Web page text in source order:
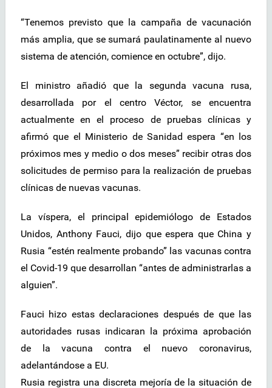
“Tenemos previsto que la campaña de vacunación
más amplia, que se sumará paulatinamente al nuevo
sistema de atención, comience en octubre”, dijo.
El ministro añadió que la segunda vacuna rusa,
desarrollada por el centro Véctor, se encuentra
actualmente en el proceso de pruebas clínicas y
afirmó que el Ministerio de Sanidad espera “en los
próximos mes y medio o dos meses” recibir otras dos
solicitudes de permiso para la realización de pruebas
clínicas de nuevas vacunas.
La víspera, el principal epidemiólogo de Estados
Unidos, Anthony Fauci, dijo que espera que China y
Rusia “estén realmente probando” las vacunas contra
el Covid-19 que desarrollan “antes de administrarlas a
alguien”.
Fauci hizo estas declaraciones después de que las
autoridades rusas indicaran la próxima aprobación
de la vacuna contra el nuevo coronavirus,
adelantándose a EU.
Rusia registra una discreta mejoría de la situación de